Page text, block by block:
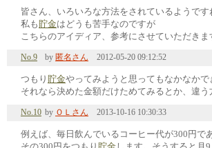
皆さん、いろいろな方法をされているようです
私も貯金はどうも苦手なのですが
こちらのアイディア、参考にさせていただきま
No.9 by 匿名さん 2012-05-20 09:12:52
つもり 貯金やってみようと思ってもなかなか
それなら決めた金額だけためてみるとか、違
No.10 by ＯＬさん 2013-10-16 10:30:33
例えば、毎日飲んでいるコーヒー代が300円で